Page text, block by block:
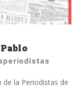
de la Periodistas de